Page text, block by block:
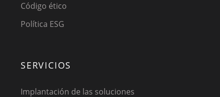
Código ético
Política ESG
SERVICIOS
Implantación de las soluciones